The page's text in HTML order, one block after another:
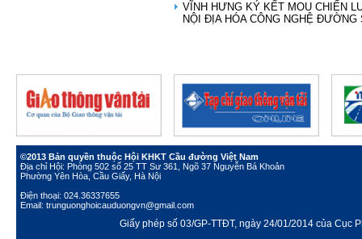
VĨNH HƯNG KÝ KẾT MOU CHIẾN
NỘI ĐỊA HÓA CÔNG NGHỆ ĐƯỜNG
©2013 Bản quyền thuộc Hội KHKT Cầu đường Việt Nam
Địa chỉ Hội: Phòng 502 số 25 TT Sư 361, Ngõ 37 Nguyễn Bá Khoản
Phường Yên Hòa, Cầu Giấy, Hà Nội
Điện thoại: 024.36337655
Email: trunguonghoicauduongvn@gmail.com
Giấy phép số 03/GP-TTĐT, ngày 24/01/2014 của Cục